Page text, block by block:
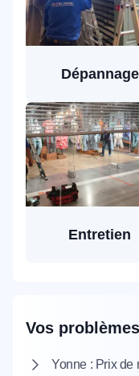
Dépannage
Entretien
Vos
Yonne : Prix de